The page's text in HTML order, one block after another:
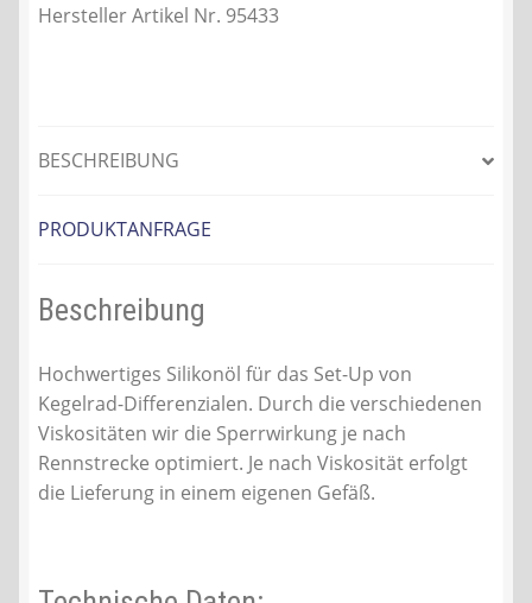
Hersteller Artikel Nr. 95433
BESCHREIBUNG
PRODUKTANFRAGE
Beschreibung
Hochwertiges Silikonöl für das Set-Up von
Kegelrad-Differenzialen. Durch die verschiedenen
Viskositäten wir die Sperrwirkung je nach
Rennstrecke optimiert. Je nach Viskosität erfolgt
die Lieferung in einem eigenen Gefäß.